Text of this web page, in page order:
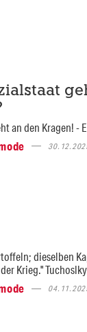
an den Kragen! -
dieselben
Krieg." Tuchoslky